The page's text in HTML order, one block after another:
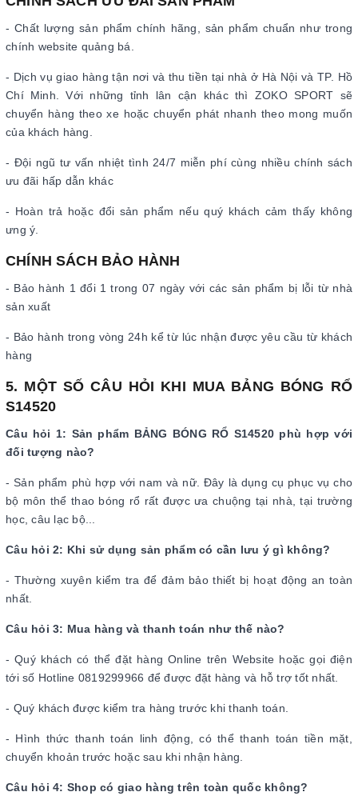
- Chất lượng sản phẩm chính hãng, sản phẩm chuẩn như trong
chính website quảng bá.
- Dịch vụ giao hàng tận nơi và thu tiền tại nhà ở Hà Nội và TP. Hồ
Chí Minh. Với những tỉnh lân cận khác thì ZOKO SPORT sẽ
chuyển hàng theo xe hoặc chuyển phát nhanh theo mong muốn
của khách hàng.
- Đội ngũ tư vấn nhiệt tình 24/7 miễn phí cùng nhiều chính sách
ưu đãi hấp dẫn khác
- Hoàn trả hoặc đổi sản phẩm nếu quý khách cảm thấy không
ưng ý.
CHÍNH SÁCH BẢO HÀNH
- Bảo hành 1 đổi 1 trong 07 ngày với các sản phẩm bị lỗi từ nhà
sản xuất
- Bảo hành trong vòng 24h kể từ lúc nhận được yêu cầu từ khách
hàng
5. MỘT SỐ CÂU HỎI KHI MUA BẢNG BÓNG RỔ
S14520
Câu hỏi 1: Sản phẩm BẢNG BÓNG RỔ S14520 phù hợp với
đối tượng nào?
- Sản phẩm phù hợp với nam và nữ. Đây là dụng cụ phục vụ cho
bộ môn thể thao bóng rổ rất được ưa chuộng tại nhà, tại trường
học, câu lạc bộ...
Câu hỏi 2: Khi sử dụng sản phẩm có cần lưu ý gì không?
- Thường xuyên kiểm tra để đảm bảo thiết bị hoạt động an toàn
nhất.
Câu hỏi 3: Mua hàng và thanh toán như thế nào?
- Quý khách có thể đặt hàng Online trên Website hoặc gọi điện
tới số Hotline 0819299966 để được đặt hàng và hỗ trợ tốt nhất.
- Quý khách được kiểm tra hàng trước khi thanh toán.
- Hình thức thanh toán linh động, có thể thanh toán tiền mặt,
chuyển khoản trước hoặc sau khi nhận hàng.
Câu hỏi 4: Shop có giao hàng trên toàn quốc không?